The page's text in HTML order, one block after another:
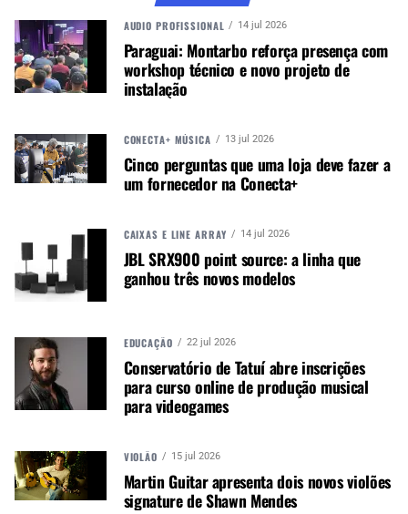
“A operação reforça o compromisso da Anatel em
combater o comércio de produtos clandestinos e
proteger os consumidores”, afirmou Alexandre
combate à pirataria.
A superintendente de Fiscalização da Anatel,
Gesiléa Teles, destacou a relevância da atuação
Anatel e a PRF demonstra a importância da ação
integrada das instituições no combate à
ilegalidade na comercialização de produtos de
telecomunicações”.
A apreensão é mais uma entre diversas iniciativas
da Anatel parafrear a entrada e circulação de
equipamentos não homologados no país ,
especialmente em segmentos sensíveis como o
irregulares pode comprometer a qualidade das
transmissões e causar interferências em outros
serviços.
AUDIO PROFISSIONAL 14 jul 2026
Paraguai: Montarbo reforça presença com
workshop técnico e novo projeto de
instalação
CONECTA+ MÚSICA 13 jul 2026
Cinco perguntas que uma loja deve fazer a
um fornecedor na Conecta+
CAIXAS E LINE ARRAY 14 jul 2026
JBL SRX900 point source: a linha que
ganhou três novos modelos
EDUCAÇÃO 22 jul 2026
Conservatório de Tatuí abre inscrições
para curso online de produção musical
para videogames
VIOLÃO 15 jul 2026
Martin Guitar apresenta dois novos violões
signature de Shawn Mendes